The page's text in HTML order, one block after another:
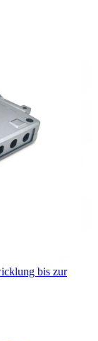
bis zur